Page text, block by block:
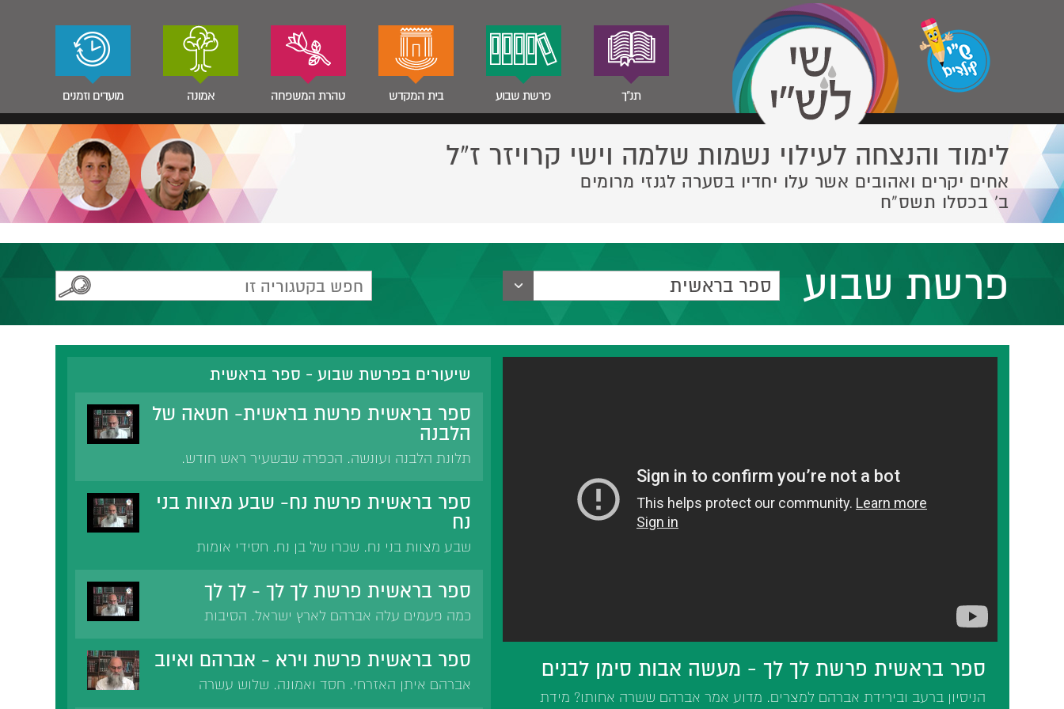
תנ"ך פרשת שבוע בית המקדש טהרת המשפחה אמונה מועדים וזמנים
לימוד והנצחה לעילוי נשמות שלמה וישי קרויזר ז”ל
אחים יקרים ואהובים אשר עלו יחדיו בסערה לגנזי מרומים
ב' בכסלו תשס”ח
פרשת שבוע ספר בראשית
ספר בראשית פרשת לך לך - מעשה אבות סימן לבנים
הניסיון ברעב ובירידת אברהם למצרים. מדוע אמר אברהם ששרה אחותו? מידת
שיעורים בפרשת שבוע - ספר בראשית
ספר בראשית פרשת בראשית- חטאה של
הלבנה
תלונת הלבנה ועונשה. הכפרה שבשעיר ראש חודש.
מידת הענווה.
ספר בראשית פרשת נח- שבע מצוות בני
נח
שבע מצוות בני נח. שכרו של בן נח. חסידי אומות
לקיים את שבע מצוות בני נח.
ספר בראשית פרשת לך לך - לך לך
כמה פעמים עלה אברהם לארץ ישראל. הסיבות
ספר בראשית פרשת וירא - אברהם ואיוב
אברהם איתן האזרחי. חסד ואמונה. שלוש עשרה